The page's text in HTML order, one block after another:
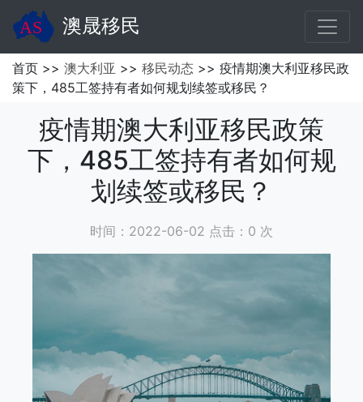
澳晟移民
首页 >> 澳大利亚 >> 移民动态 >> 疫情期澳大利亚移民政
策下，485工签持有者如何规划续签或移民？
疫情期澳大利亚移民政策
下，485工签持有者如何规
划续签或移民？
时间：2022-06-02 点击： 0 次